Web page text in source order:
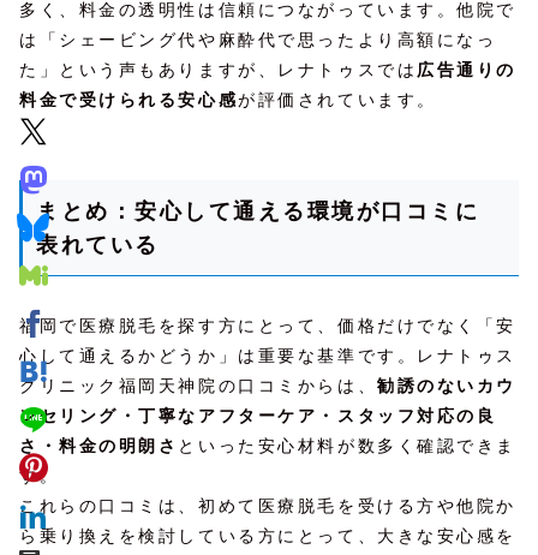
多く、料金の透明性は信頼につながっています。他院で
は「シェービング代や麻酔代で思ったより高額になっ
た」という声もありますが、レナトゥスでは 広告通りの
料金で受けられる安心感が評価されています。
まとめ：安心して通える環境が口コミに
表れている
福岡で医療脱毛を探す方にとって、価格だけでなく「安
心して通えるかどうか」は重要な基準です。レナトゥス
クリニック福岡天神院の口コミからは、勧誘のないカウ
ンセリング・丁寧なアフターケア・スタッフ対応の良
さ・料金の明朗さ といった安心材料が数多く確認できま
す。
これらの口コミは、初めて医療脱毛を受ける方や他院か
ら乗り換えを検討している方にとって、大きな安心感を